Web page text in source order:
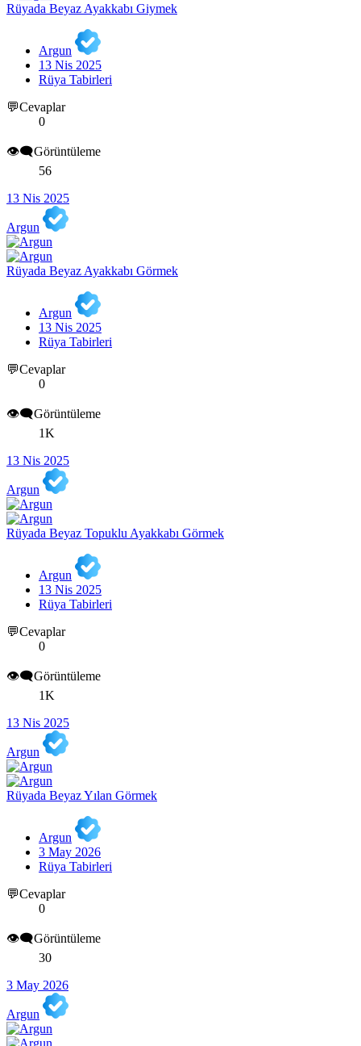
Rüyada Beyaz Ayakkabı Giymek
Argun
13 Nis 2025
Rüya Tabirleri
💬Cevaplar
0
👁️‍🗨️Görüntüleme
56
13 Nis 2025
Argun
Rüyada Beyaz Ayakkabı Görmek
Argun
13 Nis 2025
Rüya Tabirleri
💬Cevaplar
0
👁️‍🗨️Görüntüleme
1K
13 Nis 2025
Argun
Rüyada Beyaz Topuklu Ayakkabı Görmek
Argun
13 Nis 2025
Rüya Tabirleri
💬Cevaplar
0
👁️‍🗨️Görüntüleme
1K
13 Nis 2025
Argun
Rüyada Beyaz Yılan Görmek
Argun
3 May 2026
Rüya Tabirleri
💬Cevaplar
0
👁️‍🗨️Görüntüleme
30
3 May 2026
Argun